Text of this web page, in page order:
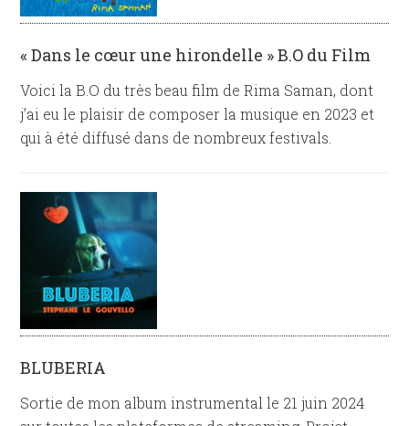
« Dans le cœur une hirondelle » B.O du Film
Voici la B.O du très beau film de Rima Saman, dont
j’ai eu le plaisir de composer la musique en 2023 et
qui à été diffusé dans de nombreux festivals.
BLUBERIA
Sortie de mon album instrumental le 21 juin 2024